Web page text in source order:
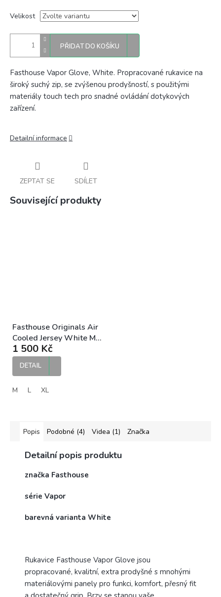
Velikost
PŘIDAT DO KOŠÍKU
Fasthouse Vapor Glove, White. Propracované rukavice na
široký suchý zip, se zvýšenou prodyšností, s použitými
materiály touch tech pro snadné ovládání dotykových
zařízení.
Detailní informace
ZEPTAT SE SDÍLET
Související produkty
Fasthouse Originals Air
Cooled Jersey White MX
dres
1 500 Kč
DETAIL
M L XL
Popis Podobné (4) Videa (1) Značka
Detailní popis produktu
značka Fasthouse
série Vapor
barevná varianta White
Rukavice Fasthouse Vapor Glove jsou
propracované, kvalitní, extra prodyšné s mnohými
materiálovými panely pro funkci, komfort, přesný fit